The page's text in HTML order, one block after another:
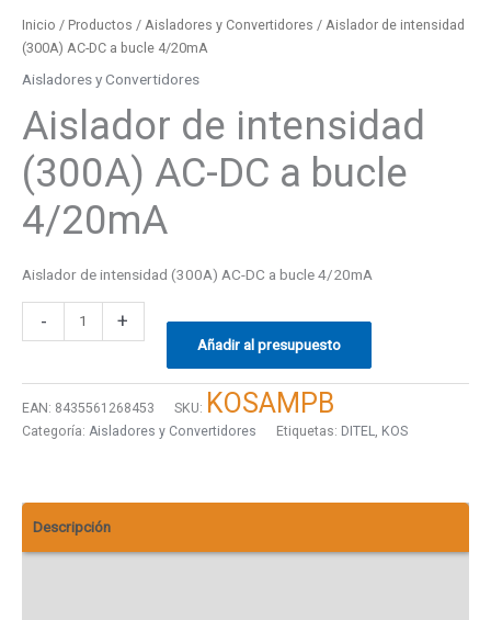
Inicio / Productos / Aisladores y Convertidores / Aislador de intensidad
(300A) AC-DC a bucle 4/20mA
Aisladores y Convertidores
Aislador de intensidad
(300A) AC-DC a bucle
4/20mA
Aislador de intensidad (300A) AC-DC a bucle 4/20mA
- +
Añadir al presupuesto
EAN: 8435561268453 SKU: KOSAMPB
Categoría: Aisladores y Convertidores Etiquetas: DITEL KOS
Descripción